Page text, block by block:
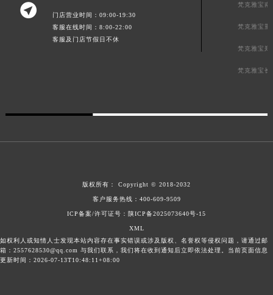

门店营业时间：09:00-19:30
客服在线时间：8:00-22:00
客服及门店节假日不休
梵克雅宝南
梵克雅宝重
梵克雅宝郑
梵克雅宝长
版权所有： Copyright © 2018-2032
客户服务热线： 400-609-9509
ICP备案/许可证号：陕ICP备2025073640号-15
XML
如权利人或知情人士发现本站内容存在事实错误或涉及版权、名誉权等侵权问题，请通过邮
箱：2557628530@qq.com 与我们联系，我们将在收到通知后立即依法处理。当前页面信息
更新时间：2026-07-13T10:48:11+08:00